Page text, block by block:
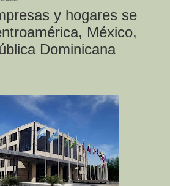
y hogares se
México,
Dominicana